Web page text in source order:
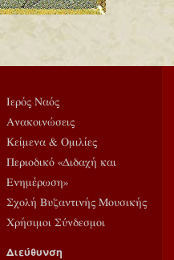
Ιερός Ναός
Ανακοινώσεις
Κείμενα & Ομιλίες
Περιοδικό «Διδαχή και
Ενημέρωση»
Σχολή Βυζαντινής Μουσικής
Χρήσιμοι Σύνδεσμοι
Διεύθυνση